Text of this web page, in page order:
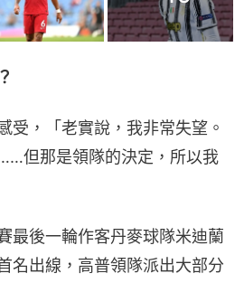
受，「老實說，我非常失望。
但那是領隊的決定，所以我
最後一輪作客丹麥球隊米迪蘭
名出線，高普領隊派出大部分